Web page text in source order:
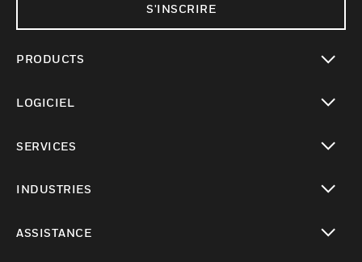
S'INSCRIRE
PRODUCTS
LOGICIEL
SERVICES
INDUSTRIES
ASSISTANCE